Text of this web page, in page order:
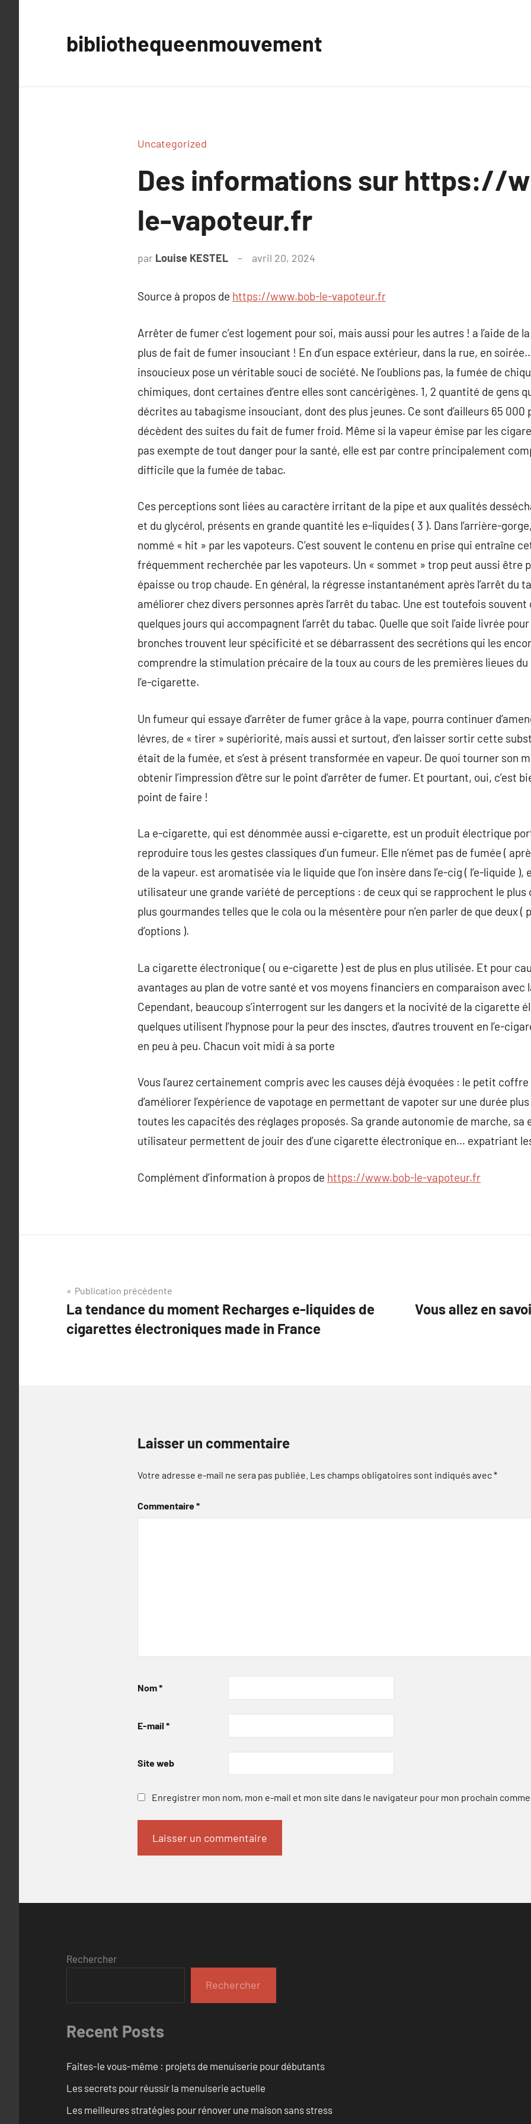
bibliothequeenmouvement
Uncategorized
Des informations sur https://
le-vapoteur.fr
par Louise KESTEL avril 20, 2024
Source à propos de https://www.bob-le-vapoteur.fr
Arrêter de fumer c’est logement pour soi, mais aussi pour les autres ! a l’aide de
plus de fait de fumer insouciant ! En d’un espace extérieur, dans la rue, en
insoucieux pose un véritable souci de société. Ne l’oublions pas, la fumée de
chimiques, dont certaines d’entre elles sont cancérigènes. 1, 2 quantité de gens
décrites au tabagisme insouciant, dont des plus jeunes. Ce sont d’ailleurs 65 000
décèdent des suites du fait de fumer froid. Même si la vapeur émise par les
pas exempte de tout danger pour la santé, elle est par contre principalement
difficile que la fumée de tabac.
Ces perceptions sont liées au caractère irritant de la pipe et aux qualités
et du glycérol, présents en grande quantité les e-liquides ( 3 ). Dans l’arrière-
nommé « hit » par les vapoteurs. C’est souvent le contenu en prise qui entraîne
fréquemment recherchée par les vapoteurs. Un « sommet » trop peut aussi être
épaisse ou trop chaude. En général, la régresse instantanément après l’arrêt du
améliorer chez divers personnes après l’arrêt du tabac. Une est toutefois
quelques jours qui accompagnent l’arrêt du tabac. Quelle que soit l’aide livrée
bronches trouvent leur spécificité et se débarrassent des secrétions qui les
comprendre la stimulation précaire de la toux au cours de les premières lieues
l’e-cigarette.
Un fumeur qui essaye d’arrêter de fumer grâce à la vape, pourra continuer
lévres, de « tirer » supériorité, mais aussi et surtout, d’en laisser sortir cette
était de la fumée, et s’est à présent transformée en vapeur. De quoi tourner son
obtenir l’impression d’être sur le point d’arrêter de fumer. Et pourtant, oui, c’est
point de faire !
La e-cigarette, qui est dénommée aussi e-cigarette, est un produit électrique
reproduire tous les gestes classiques d’un fumeur. Elle n’émet pas de fumée (
de la vapeur. est aromatisée via le liquide que l’on insère dans l’e-cig ( l’e-liquide
utilisateur une grande variété de perceptions : de ceux qui se rapprochent le plus
plus gourmandes telles que le cola ou la mésentère pour n’en parler de que deux
d’options ).
La cigarette électronique ( ou e-cigarette ) est de plus en plus utilisée. Et pour
avantages au plan de votre santé et vos moyens financiers en comparaison avec
Cependant, beaucoup s’interrogent sur les dangers et la nocivité de la cigarette
quelques utilisent l’hypnose pour la peur des insctes, d’autres trouvent en l’e-
en peu à peu. Chacun voit midi à sa porte
Vous l’aurez certainement compris avec les causes déjà évoquées : le petit
d’améliorer l’expérience de vapotage en permettant de vapoter sur une durée
toutes les capacités des réglages proposés. Sa grande autonomie de marche, sa
utilisateur permettent de jouir des d’une cigarette électronique en… expatriant
Complément d’information à propos de https://www.bob-le-vapoteur.fr
Navigation
de
l’article
Publication précédente
La tendance du moment Recharges e-liquides de
cigarettes électroniques made in France
Vous allez en
Laisser un commentaire
Votre adresse e-mail ne sera pas publiée. Les champs obligatoires sont indiqués avec*
Commentaire*
Nom*
E-mail *
Site web
Enregistrer mon nom, mon e-mail et mon site dans le navigateur pour mon prochain
Rechercher
Rechercher
Recent Posts
Faites-le vous-même : projets de menuiserie pour débutants
Les secrets pour réussir la menuiserie actuelle
Les meilleures stratégies pour rénover une maison sans stress